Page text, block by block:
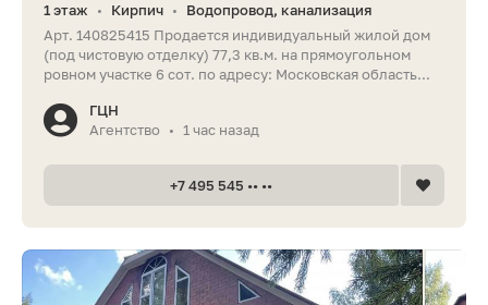
1 этаж • Кирпич •
Водопровод, канализация
Арт. 140825415 Продается индивидуальный жилой дом
(под чистовую отделку) 77,3 кв.м. на прямоугольном
ровном участке 6 сот. по адресу: Московская область...
ГЦН
Агентство
• 1 час назад
+7 495 545 •• ••